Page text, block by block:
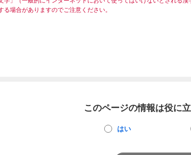
る場合がありますのでご注意ください。
このページの情報は役に
はい